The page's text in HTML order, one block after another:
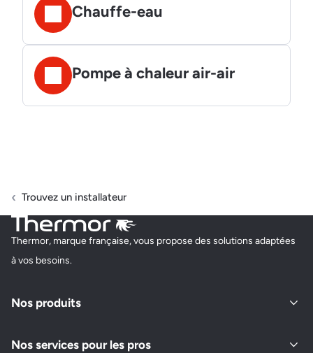
Chauffe-eau
Pompe à chaleur air-air
Trouvez un installateur
Thermor, marque française, vous propose des solutions adaptées
à vos besoins.
Nos produits
Nos services pour les pros